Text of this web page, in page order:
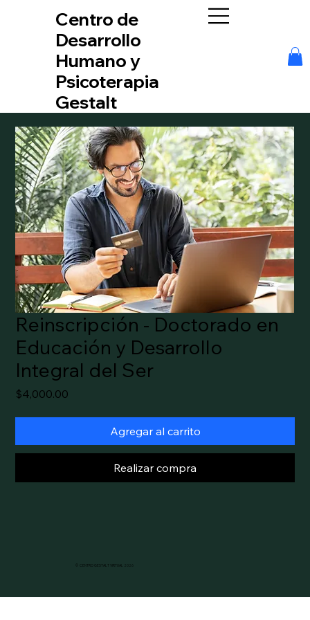
Centro de
Desarrollo
Humano y
Psicoterapia
Gestalt
Reinscripción - Doctorado en
Educación y Desarrollo
Integral del Ser
$4,000.00
Agregar al carrito
Realizar compra
© CENTRO GESTALT VIRTUAL 2026